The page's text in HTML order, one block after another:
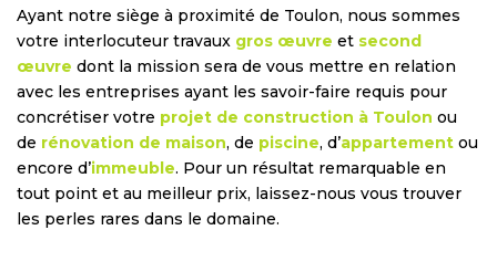
Ayant notre siège à proximité de Toulon, nous sommes
votre interlocuteur travaux gros œuvre et second
œuvre dont la mission sera de vous mettre en relation
avec les entreprises ayant les savoir-faire requis pour
concrétiser votre projet de construction à Toulon ou
de rénovation de maison, de piscine, d’appartement ou
encore d’immeuble. Pour un résultat remarquable en
tout point et au meilleur prix, laissez-nous vous trouver
les perles rares dans le domaine.